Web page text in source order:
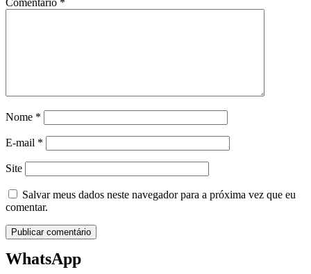
Nome *
E-mail *
Site
Salvar meus dados neste navegador para a próxima vez que eu
comentar.
WhatsApp